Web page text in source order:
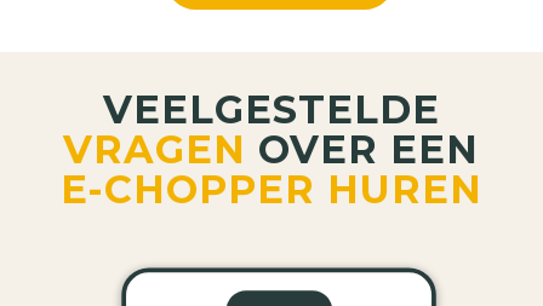
VEELGESTELDE
VRAGEN OVER EEN
E-CHOPPER HUREN